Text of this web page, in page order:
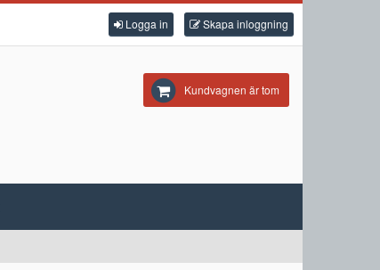
Logga in Skapa inloggning
Kundvagnen är tom